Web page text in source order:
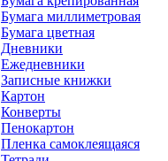
Бумага миллиметровая
Бумага цветная
Дневники
Ежедневники
Записные книжки
Картон
Конверты
Пенокартон
Пленка самоклеящаяся